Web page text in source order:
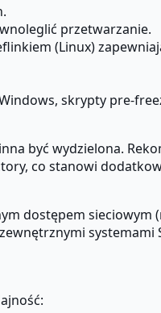
przetwarzanie.
(Linux)
skrypty pre-
być wydzielona.
co stanowi
dostępem sieciowym